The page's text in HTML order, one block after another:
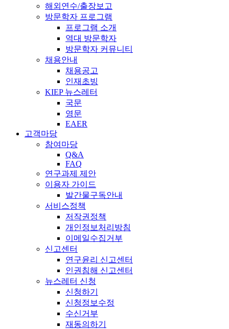
해외연수/출장보고
방문학자 프로그램
프로그램 소개
역대 방문학자
방문학자 커뮤니티
채용안내
채용공고
인재초빙
KIEP 뉴스레터
국문
영문
EAER
고객마당
참여마당
Q&A
FAQ
연구과제 제안
이용자 가이드
발간물구독안내
서비스정책
저작권정책
개인정보처리방침
이메일수집거부
신고센터
연구윤리 신고센터
인권침해 신고센터
뉴스레터 신청
신청하기
신청정보수정
수신거부
재동의하기